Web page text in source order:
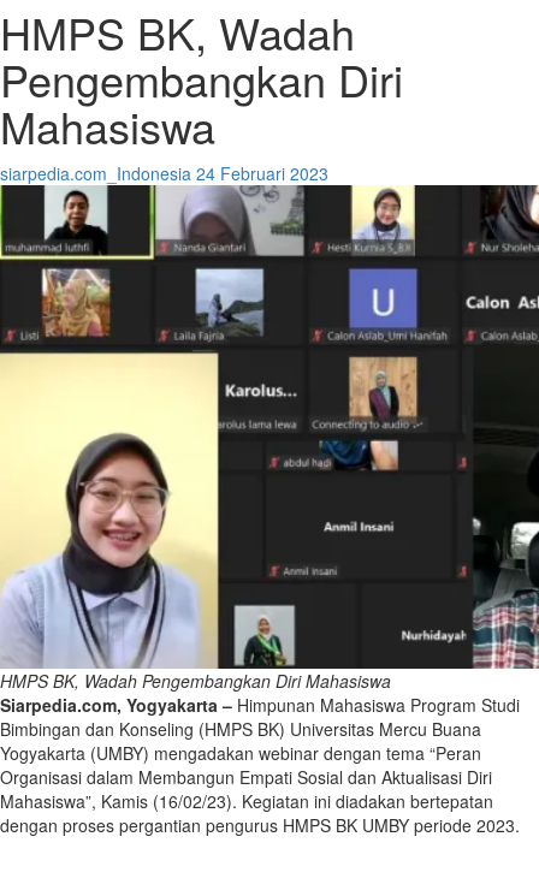
HMPS BK, Wadah
Pengembangkan Diri
Mahasiswa
siarpedia.com_Indonesia 24 Februari 2023
HMPS BK, Wadah Pengembangkan Diri Mahasiswa
Siarpedia.com, Yogyakarta – Himpunan Mahasiswa Program Studi
Bimbingan dan Konseling (HMPS BK) Universitas Mercu Buana
Yogyakarta (UMBY) mengadakan webinar dengan tema “Peran
Organisasi dalam Membangun Empati Sosial dan Aktualisasi Diri
Mahasiswa”, Kamis (16/02/23). Kegiatan ini diadakan bertepatan
dengan proses pergantian pengurus HMPS BK UMBY periode 2023.